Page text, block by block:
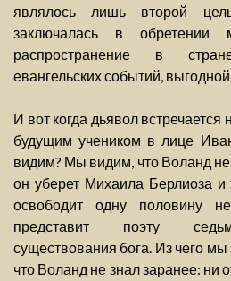
являлось лишь второй
заключалась в обретении
распространение в
евангельских событий,
И вот когда дьявол
будущим учеником в лице
видим? Мы видим, что Воланд не
он уберет Михаила Берлиоза и
освободит одну половину
представит поэту
существования бога. Из чего мы
что Воланд не знал заранее: ни